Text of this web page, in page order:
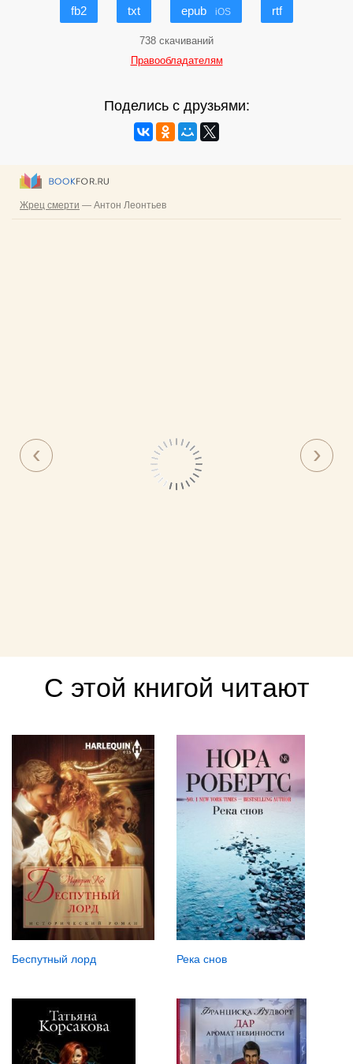
fb2 txt epub iOS rtf
738 скачиваний
Правообладателям
Поделись с друзьями:
С этой книгой читают
Беспутный лорд Река снов